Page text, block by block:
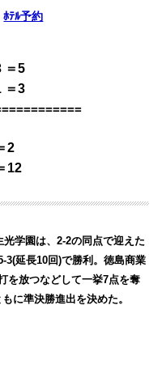
ﾎﾃﾙ予約
＝5
3
2
12
学園は、2-2の同点で迎えた
3(延長10回)で勝利。徳島商業
を放つなどして一挙7点を奪
に準決勝進出を決めた。